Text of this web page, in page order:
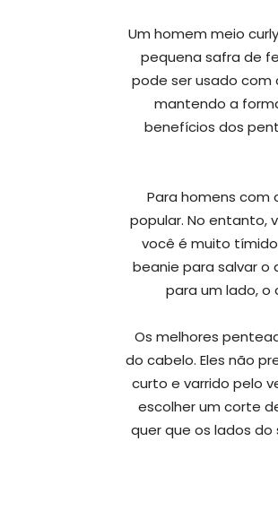
Um homem meio
pequena safra de
pode ser usado com
mantendo a
benefícios dos
Para homens com
popular. No entanto,
você é muito
beanie para salvar o
para um lado, o
Os melhores
do cabelo. Eles não
curto e varrido pelo
escolher um corte
quer que os lados